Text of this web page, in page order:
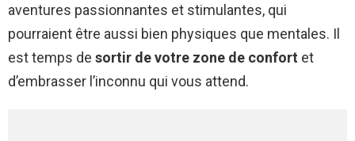
aventures passionnantes et stimulantes, qui
pourraient être aussi bien physiques que mentales. Il
est temps de sortir de votre zone de confort et
d’embrasser l’inconnu qui vous attend.